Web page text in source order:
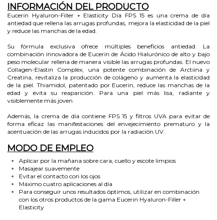
INFORMACIÓN DEL PRODUCTO
Eucerin Hyaluron-Filler + Elasticity Día FPS 15 es una crema de día
antiedad que rellena las arrugas profundas, mejora la elasticidad de la piel
y reduce las manchas de la edad.
Su fórmula exclusiva ofrece múltiples beneficios antiedad. La
combinación innovadora de Eucerin de Ácido Hialurónico de alto y bajo
peso molecular rellena de manera visible las arrugas profundas. El nuevo
Collagen-Elastin Complex, una potente combinación de Arctiina y
Creatina, revitaliza la producción de colágeno y aumenta la elasticidad
de la piel. Thiamidol, patentado por Eucerin, reduce las manchas de la
edad y evita su reaparición. Para una piel más lisa, radiante y
visiblemente más joven.
Además, la crema de día contiene FPS 15 y filtros UVA para evitar de
forma eficaz las manifestaciones del envejecimiento prematuro y la
acentuación de las arrugas inducidos por la radiación UV.
MODO DE EMPLEO
Aplicar por la mañana sobre cara, cuello y escote limpios
Masajear suavemente
Evitar el contacto con los ojos
Máximo cuatro aplicaciones al día
Para conseguir unos resultados óptimos, utilizar en combinación
con los otros productos de la gama Eucerin Hyaluron-Filler +
Elasticity